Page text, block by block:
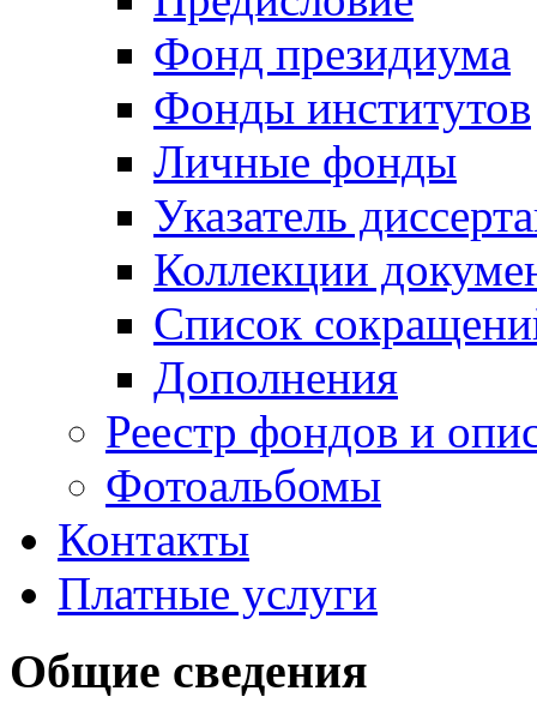
Фонд президиума
Фонды институтов
Личные фонды
Указатель
Коллекции
Список
Дополнения
Реестр фондов и
Фотоальбомы
Контакты
Платные услуги
Общие сведения